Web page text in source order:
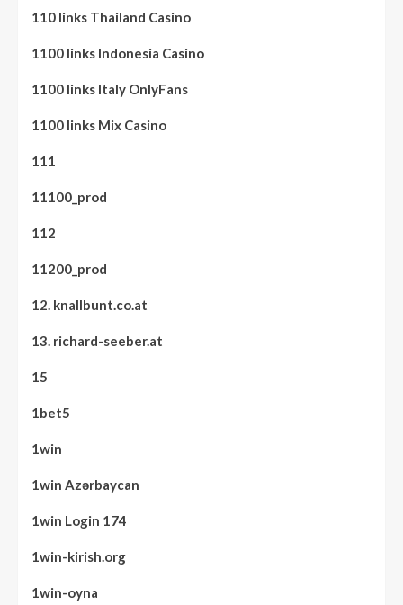
110 links Thailand Casino
1100 links Indonesia Casino
1100 links Italy OnlyFans
1100 links Mix Casino
111
11100_prod
112
11200_prod
12. knallbunt.co.at
13. richard-seeber.at
15
1bet5
1win
1win Azərbaycan
1win Login 174
1win-kirish.org
1win-oyna